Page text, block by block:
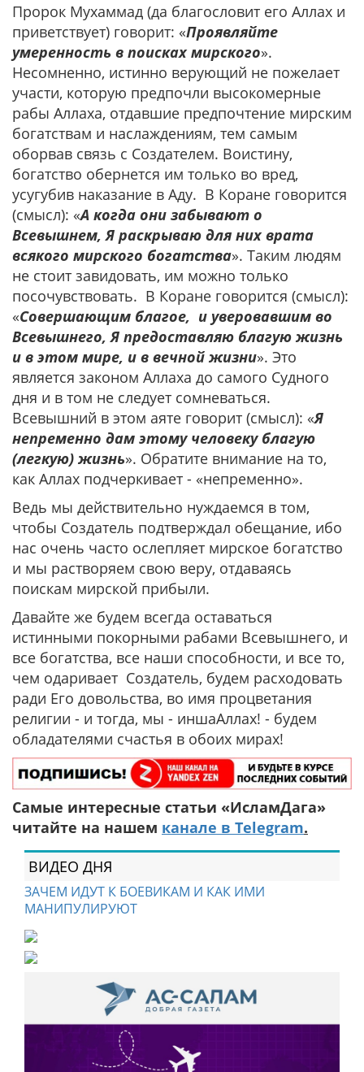
Пророк Мухаммад (да благословит его Аллах и
приветствует) говорит: «Проявляйте
умеренность в поисках мирского».
Несомненно, истинно верующий не пожелает
участи, которую предпочли высокомерные
рабы Аллаха, отдавшие предпочтение мирским
богатствам и наслаждениям, тем самым
оборвав связь с Создателем. Воистину,
богатство обернется им только во вред,
усугубив наказание в Аду. В Коране говорится
(смысл): «А когда они забывают о
Всевышнем, Я раскрываю для них врата
всякого мирского богатства». Таким людям
не стоит завидовать, им можно только
посочувствовать. В Коране говорится (смысл):
«Совершающим благое, и уверовавшим во
Всевышнего, Я предоставляю благую жизнь
и в этом мире, и в вечной жизни». Это
является законом Аллаха до самого Судного
дня и в том не следует сомневаться.
Всевышний в этом аяте говорит (смысл): «Я
непременно дам этому человеку благую
(легкую) жизнь». Обратите внимание на то,
как Аллах подчеркивает - «непременно».
Ведь мы действительно нуждаемся в том,
чтобы Создатель подтверждал обещание, ибо
нас очень часто ослепляет мирское богатство
и мы растворяем свою веру, отдаваясь
поискам мирской прибыли.
Давайте же будем всегда оставаться
истинными покорными рабами Всевышнего, и
все богатства, все наши способности, и все то,
чем одаривает Создатель, будем расходовать
ради Его довольства, во имя процветания
религии - и тогда, мы - иншаАллах! - будем
обладателями счастья в обоих мирах!
Самые интересные статьи «ИсламДага»
читайте на нашем канале в Telegram.
ВИДЕО ДНЯ
ЗАЧЕМ ИДУТ К БОЕВИКАМ И КАК ИМИ
МАНИПУЛИРУЮТ